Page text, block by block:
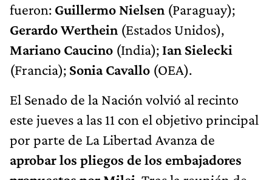
fueron: Guillermo Nielsen (Paraguay);
Gerardo Werthein (Estados Unidos),
Mariano Caucino (India); Ian Sielecki
(Francia); Sonia Cavallo (OEA).
El Senado de la Nación volvió al recinto
este jueves a las 11 con el objetivo principal
por parte de La Libertad Avanza de
aprobar los pliegos de los embajadores